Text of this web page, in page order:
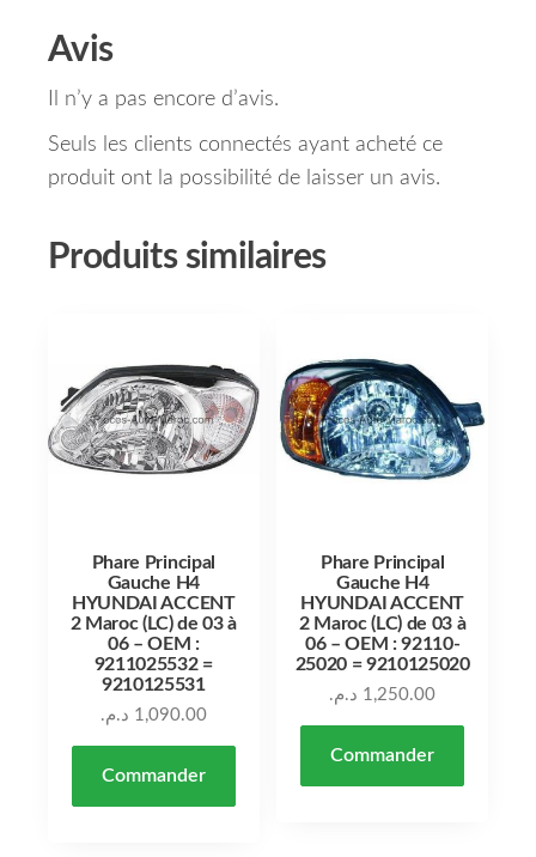
Avis
Il n’y a pas encore d’avis.
Seuls les clients connectés ayant acheté ce
produit ont la possibilité de laisser un avis.
Produits similaires
Phare Principal
Gauche H4
HYUNDAI ACCENT
2 Maroc (LC) de 03 à
06 – OEM :
9211025532 =
9210125531
1,090.00 د.م.
Commander
Phare Principal
Gauche H4
HYUNDAI ACCENT
2 Maroc (LC) de 03 à
06 – OEM : 92110-
25020 = 9210125020
1,250.00 د.م.
Commander